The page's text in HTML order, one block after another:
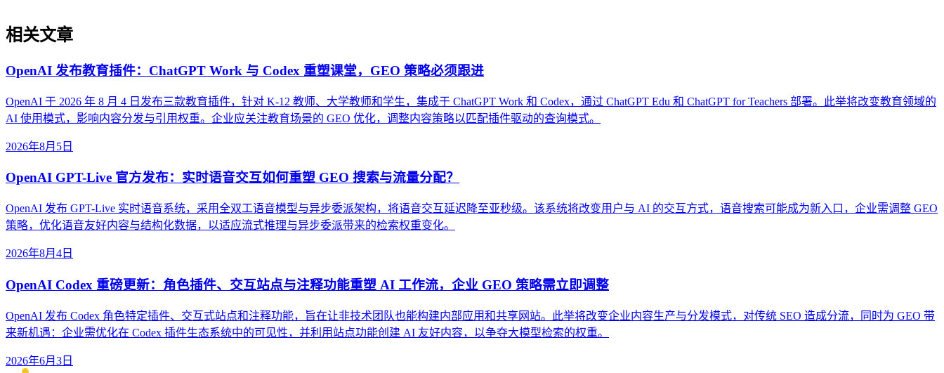
相关文章
OpenAI 发布教育插件：ChatGPT Work 与 Codex 重塑课堂，GEO 策略必须跟进
OpenAI 于 2026 年 8 月 4 日发布三款教育插件，针对 K-12 教师、大学教师和学生，集成于 ChatGPT Work 和 Codex，通过 ChatGPT Edu 和 ChatGPT for Teachers 部署。此举将改变教育领域的
AI 使用模式，影响内容分发与引用权重。企业应关注教育场景的 GEO 优化，调整内容策略以匹配插件驱动的查询模式。
2026年8月5日
OpenAI GPT-Live 官方发布：实时语音交互如何重塑 GEO 搜索与流量分配？
OpenAI 发布 GPT-Live 实时语音系统，采用全双工语音模型与异步委派架构，将语音交互延迟降至亚秒级。该系统将改变用户与 AI 的交互方式，语音搜索可能成为新入口，企业需调整 GEO
策略，优化语音友好内容与结构化数据，以适应流式推理与异步委派带来的检索权重变化。
2026年8月4日
OpenAI Codex 重磅更新：角色插件、交互站点与注释功能重塑 AI 工作流，企业 GEO 策略需立即调整
OpenAI 发布 Codex 角色特定插件、交互式站点和注释功能，旨在让非技术团队也能构建内部应用和共享网站。此举将改变企业内容生产与分发模式，对传统 SEO 造成分流，同时为 GEO 带
来新机遇：企业需优化在 Codex 插件生态系统中的可见性，并利用站点功能创建 AI 友好内容，以争夺大模型检索的权重。
2026年6月3日